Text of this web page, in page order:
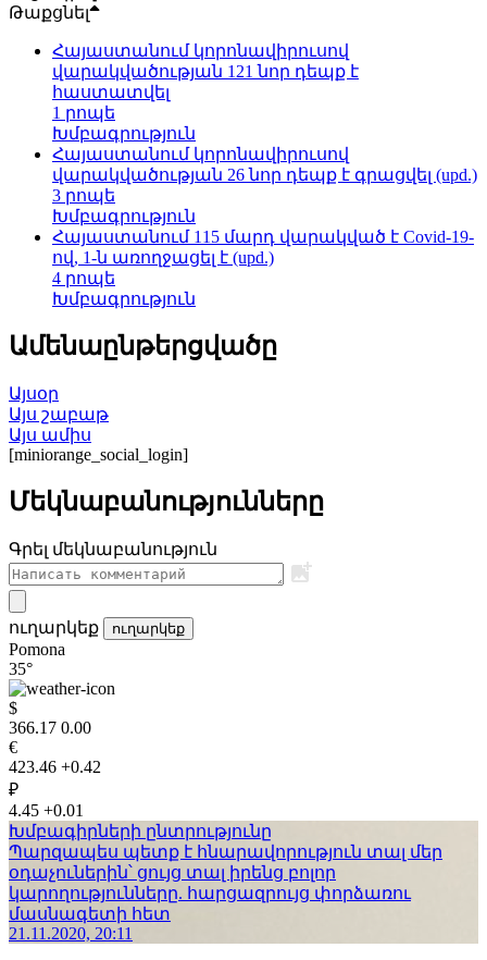
Թաքցնել
Հայաստանում կորոնավիրուսով
վարակվածության 121 նոր դեպք է
հաստատվել
1 րոպե
Խմբագրություն
Հայաստանում կորոնավիրուսով
վարակվածության 26 նոր դեպք է գրացվել (upd.)
3 րոպե
Խմբագրություն
Հայաստանում 115 մարդ վարակված է Covid-19-
ով, 1-ն առողջացել է (upd.)
4 րոպե
Խմբագրություն
Ամենաընթերցվածը
Այսօր
Այս շաբաթ
Այս ամիս
[miniorange_social_login]
Մեկնաբանությունները
Գրել մեկնաբանություն
ուղարկեք ուղարկեք
Pomona
35°
$
366.17 0.00
€
423.46 +0.42
₽
4.45 +0.01
Խմբագիրների ընտրությունը
Պարզապես պետք է հնարավորություն տալ մեր
օդաչուներին՝ ցույց տալ իրենց բոլոր
կարողությունները. հարցազրույց փորձառու
մասնագետի հետ
21.11.2020, 20:11